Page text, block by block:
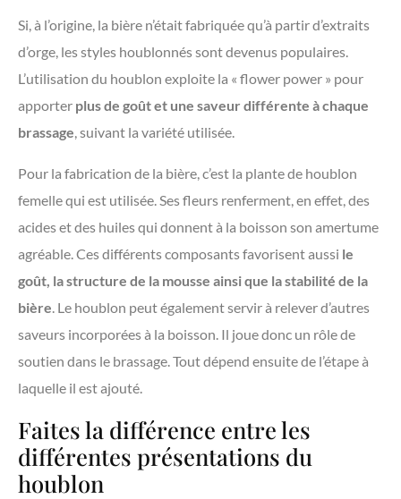
Si, à l’origine, la bière n’était fabriquée qu’à partir d’extraits
d’orge, les styles houblonnés sont devenus populaires.
L’utilisation du houblon exploite la « flower power » pour
apporter plus de goût et une saveur différente à chaque
brassage , suivant la variété utilisée.
Pour la fabrication de la bière, c’est la plante de houblon
femelle qui est utilisée. Ses fleurs renferment, en effet, des
acides et des huiles qui donnent à la boisson son amertume
agréable. Ces différents composants favorisent aussi le
goût, la structure de la mousse ainsi que la stabilité de la
bière . Le houblon peut également servir à relever d’autres
saveurs incorporées à la boisson. Il joue donc un rôle de
soutien dans le brassage. Tout dépend ensuite de l’étape à
laquelle il est ajouté.
Faites la différence entre les
différentes présentations du
houblon